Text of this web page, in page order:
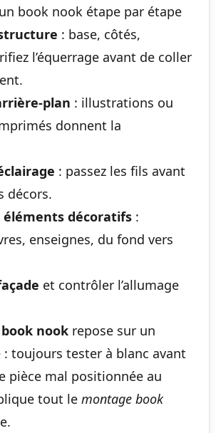
book nook étape par étape
: base, côtés,
l’équerrage avant de coller
plan : illustrations ou
donnent la
: passez les fils avant
décors.
décoratifs :
enseignes, du fond vers
et contrôler l’allumage
nook repose sur un
: toujours tester à blanc avant
pièce mal positionnée au
tout le montage book